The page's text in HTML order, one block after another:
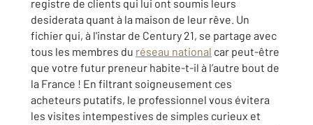
registre de clients qui lui ont soumis leurs
desiderata quant à la maison de leur rêve. Un
fichier qui, à l'instar de Century 21, se partage avec
tous les membres du réseau national car peut-être
que votre futur preneur habite-t-il à l’autre bout de
la France ! En filtrant soigneusement ces
acheteurs putatifs, le professionnel vous évitera
les visites intempestives de simples curieux et